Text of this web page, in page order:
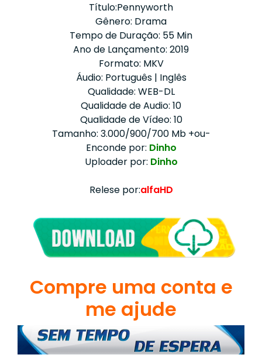
Título:Pennyworth
Gênero: Drama
Tempo de Duração: 55 Min
Ano de Lançamento: 2019
Formato: MKV
Áudio: Português | Inglês
Qualidade: WEB-DL
Qualidade de Audio: 10
Qualidade de Vídeo: 10
Tamanho: 3.000/900/700 Mb +ou-
Enconde por: Dinho
Uploader por: Dinho
Relese por:alfaHD
Compre uma conta e
me ajude